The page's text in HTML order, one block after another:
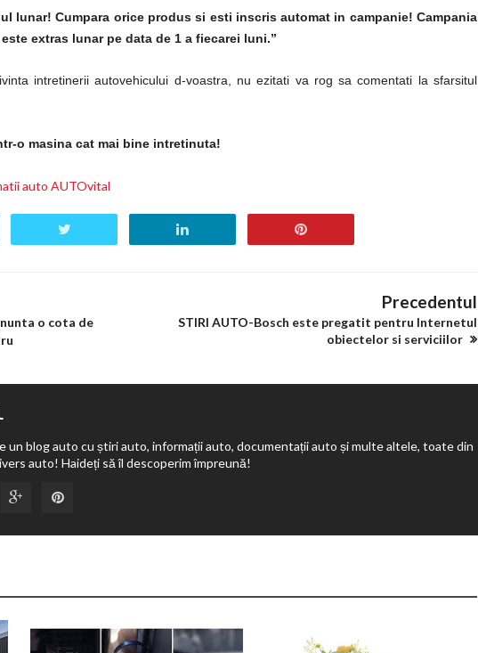
lunar! Cumpara orice produs si esti inscris automat in campanie! Campania
extras lunar pe data de 1 a fiecarei luni.”
intretinerii autovehicului d-voastra, nu ezitati va rog sa comentati la sfarsitul
o masina cat mai bine intretinuta!
auto AUTOvital
o cota de
Precedentul
STIRI AUTO-Bosch este pregatit pentru Internetul
obiectelor si serviciilor
un blog auto cu știri auto, informații auto, documentații auto și multe altele, toate din
auto! Haideți să îl descoperim împreună!